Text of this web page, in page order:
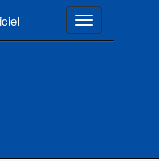
Toggle